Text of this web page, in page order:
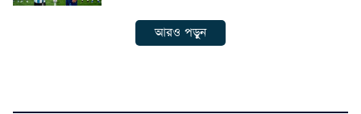
আরও পড়ুন